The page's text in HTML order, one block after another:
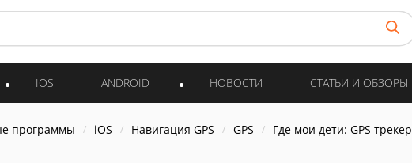
IOS ANDROID НОВОСТИ СТАТЬИ И ОБЗОРЫ
программы iOS Навигация GPS GPS Где мои дети: GPS трекер